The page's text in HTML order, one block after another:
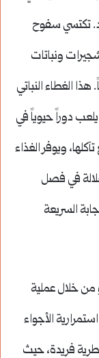
تكتسي سفوح
ونباتات
الغطاء النباتي
دوراً حيوياً في
ويوفر الغذاء
في فصل
السريعة
من خلال عملية
الأجواء
فريدة، حيث